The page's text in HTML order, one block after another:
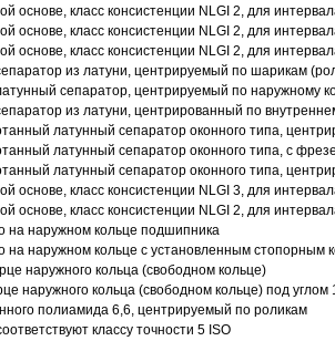
основе, класс консистенции NLGI 2, для
основе, класс консистенции NLGI 2, для
основе, класс консистенции NLGI 2, для
из латуни, центрируемый по шарикам
сепаратор, центрируемый по наружному
из латуни, центрированный по
латунный сепаратор оконного типа,
латунный сепаратор оконного типа, с
латунный сепаратор оконного типа,
основе, класс консистенции NLGI 3, для
основе, класс консистенции NLGI 2, для
на наружном кольце подшипника
на наружном кольце с установленным стопорным
наружного кольца (свободном кольце)
наружного кольца (свободном кольце) под углом
полиамида 6,6, центрируемый по роликам
классу точности 5 ISO